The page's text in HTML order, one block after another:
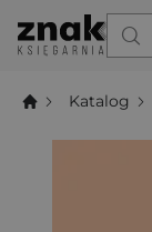
Katalog